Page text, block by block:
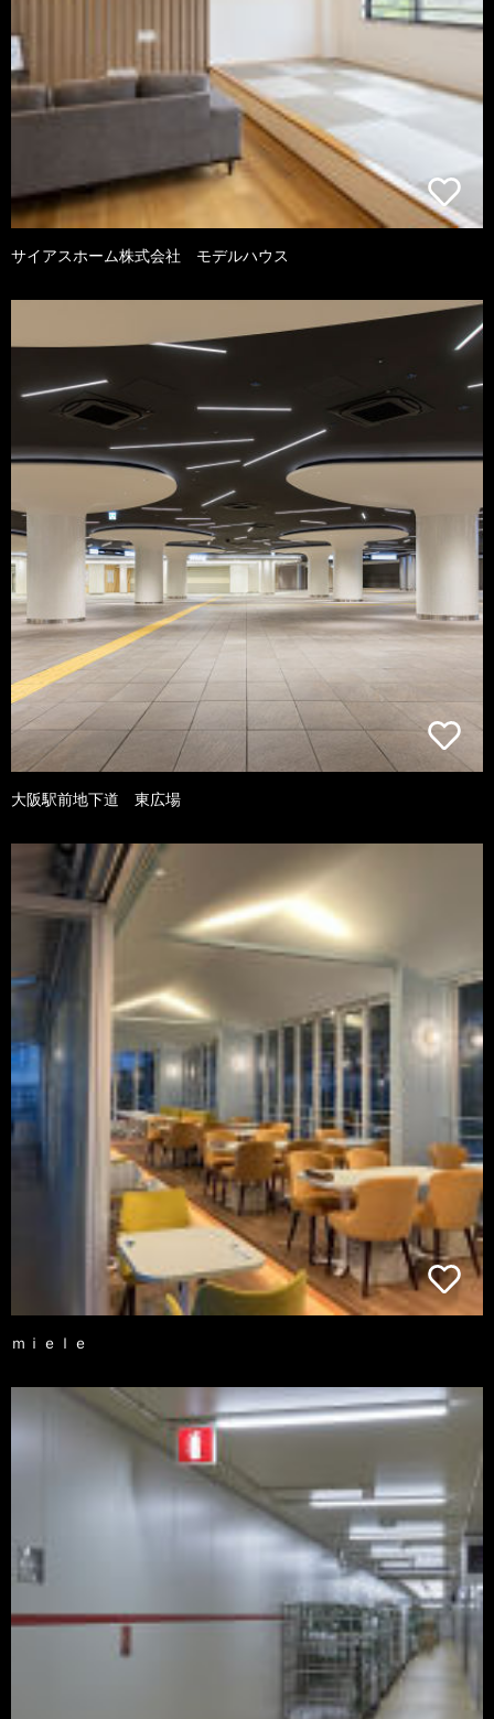
サイアスホーム株式会社 モデルハウス
大阪駅前地下道 東広場
ｍｉｅｌｅ